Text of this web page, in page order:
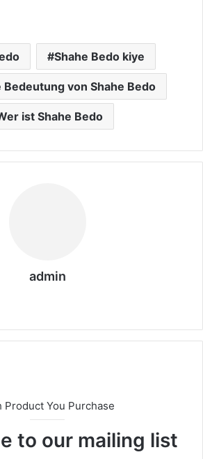
Shahe Bedo kiye
Bedeutung von Shahe Bedo
ist Shahe Bedo
admin
eit
Product You Purchase
to our mailing list